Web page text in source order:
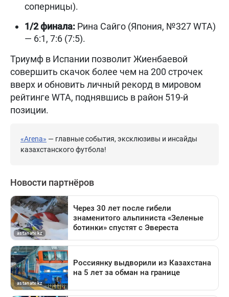
соперницы).
1/2 финала: Рина Сайго (Япония, №327 WTA)
— 6:1, 7:6 (7:5).
Триумф в Испании позволит Жиенбаевой
совершить скачок более чем на 200 строчек
вверх и обновить личный рекорд в мировом
рейтинге WTA, поднявшись в район 519-й
позиции.
«Arena» — главные события, эксклюзивы и инсайды
казахстанского футбола!